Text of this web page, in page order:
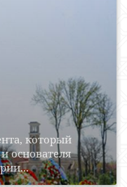
который
основателя